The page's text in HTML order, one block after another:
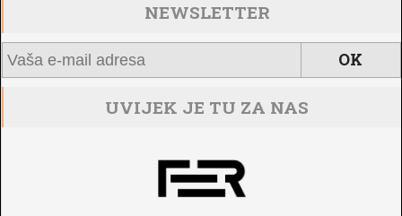
NEWSLETTER
UVIJEK JE TU ZA NAS